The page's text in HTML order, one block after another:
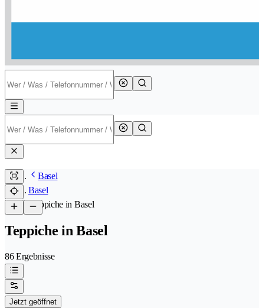
Basel
Basel
/Teppiche in Basel
Teppiche in Basel
86 Ergebnisse
Jetzt geöffnet